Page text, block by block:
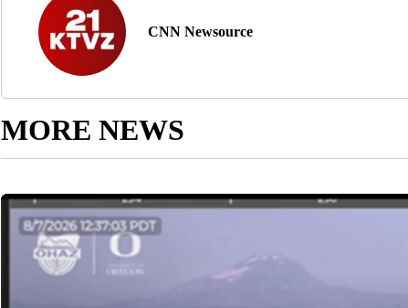
CNN Newsource
MORE NEWS